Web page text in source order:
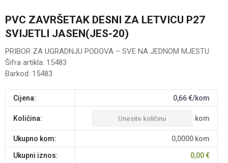
PVC ZAVRŠETAK DESNI ZA LETVICU P27
SVIJETLI JASEN(JES-20)
PRIBOR ZA UGRADNJU PODOVA – SVE NA JEDNOM MJESTU
Šifra artikla: 15483
Barkod: 15483
Cijena: 0,66€/kom
Količina: kom
Ukupno kom: 0,0000 kom
Ukupni iznos: 0,00€